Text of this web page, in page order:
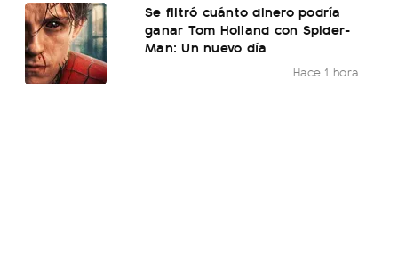
Se filtró cuánto dinero podría
ganar Tom Holland con Spider-
Man: Un nuevo día
Hace 1 hora